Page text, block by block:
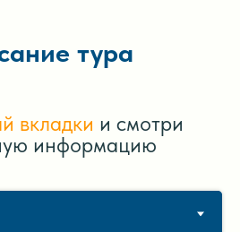
тура
вкладки и смотри
информацию